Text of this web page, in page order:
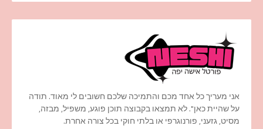
אני מעריך כל אחד מכם והתמיכה שלכם חשובים לי מאוד. תודה
על שהיית כאן". לא תמצאו בקבוצה תוכן פוגע, משפיל, מבזה,
מסיט, גזעני, פורנוגרפי או בלתי חוקי בכל צורה אחרת.